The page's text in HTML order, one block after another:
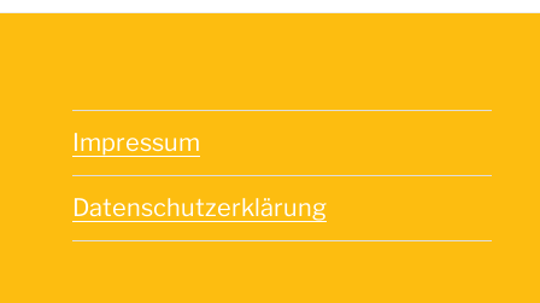
Impressum
Datenschutzerklärung